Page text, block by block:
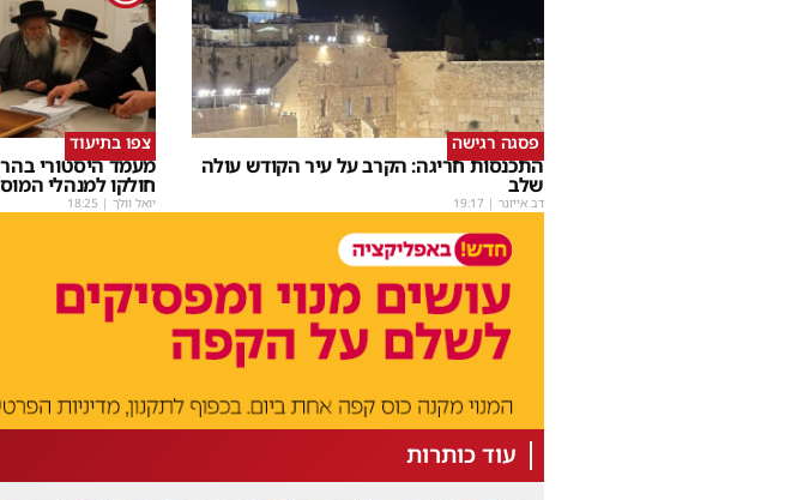
פסגה רגישה
התכנסות חריגה: הקרב על עיר הקודש עולה
שלב
דב אייזנר |
19:17
צפו בתיעוד
מעמד היסטורי בהר
חולקו למנהלי
יואל וולך |
18:25
עוד כותרות